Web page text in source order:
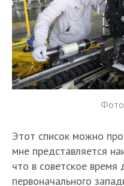
Этот список можно
мне представляется
что в советское
первоначального